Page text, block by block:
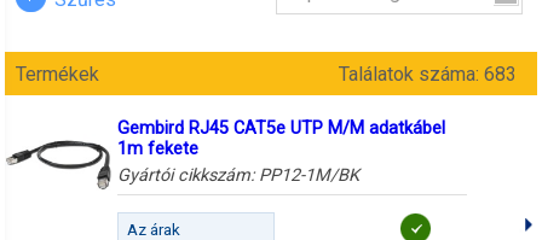
Termékek Találatok száma: 683
Gembird RJ45 CAT5e UTP M/M adatkábel
1m fekete
Gyártói cikkszám: PP12-1M/BK
Az árak